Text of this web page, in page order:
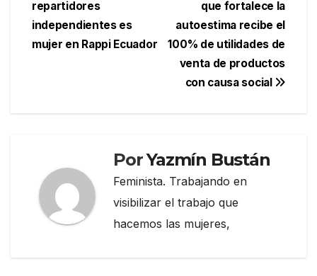
de
entradas
que fortalece la
autoestima recibe el
100% de utilidades de
venta de productos
con causa social
repartidores
independientes es
mujer en Rappi Ecuador
PorYazmín Bustán
Feminista. Trabajando en
visibilizar el trabajo que
hacemos las mujeres,